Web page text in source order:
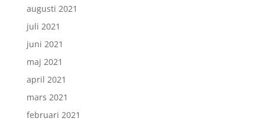
augusti 2021
juli 2021
juni 2021
maj 2021
april 2021
mars 2021
februari 2021